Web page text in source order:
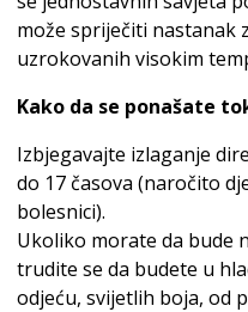
može spriječiti nastanak
uzrokovanih visokim
Kako da se ponašate
Izbjegavajte izlaganje
do 17 časova (naročito
bolesnici).
Ukoliko morate da bude
trudite se da budete u
odjeću, svijetlih boja, od